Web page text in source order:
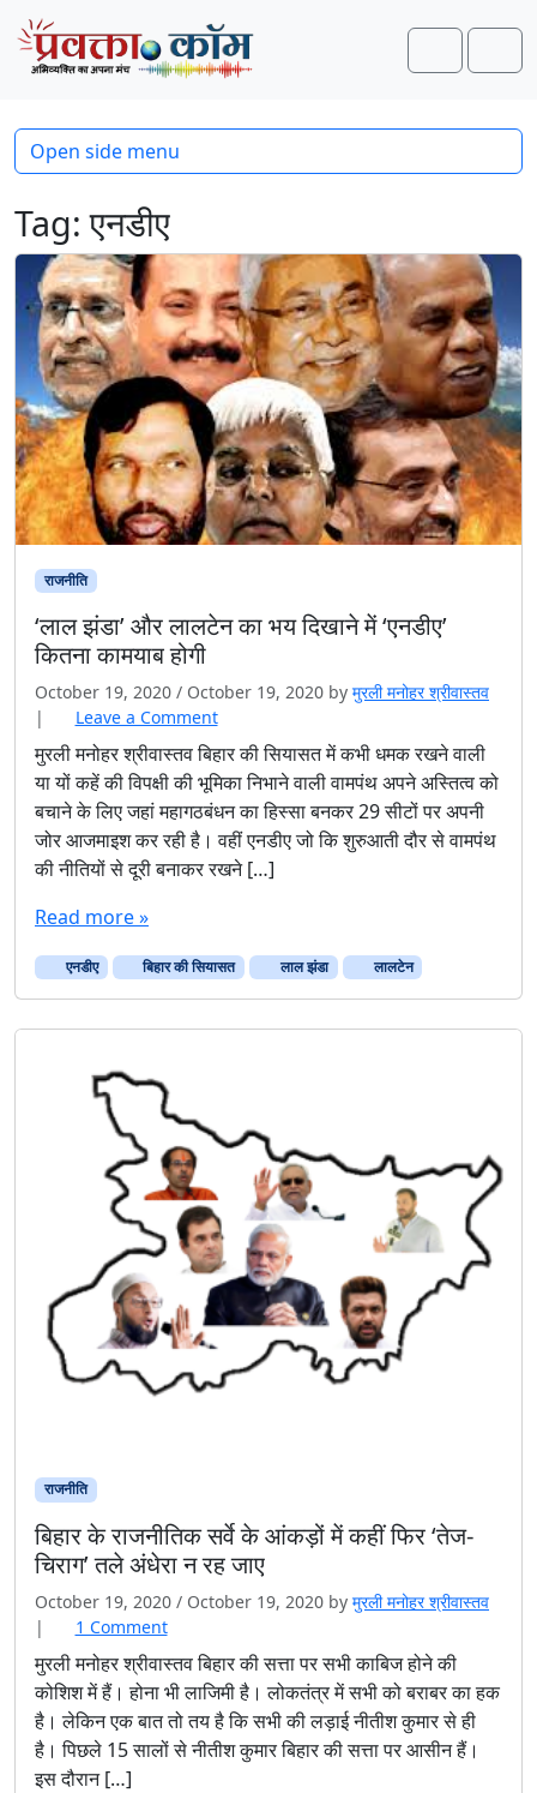
Skip to content
Skip to footer
Search
Tag:एनडीए
राजनीति
‘लाल झंडा’ और लालटेन का भय दिखाने में ‘एनडीए’
कितना कामयाब होगी
October 19, 2020 / October 19, 2020 by मुरली मनोहर श्रीवास्तव
|
Leave a Comment
मुरली मनोहर श्रीवास्तव बिहार की सियासत में कभी धमक रखने वाली
या यों कहें की विपक्षी की भूमिका निभाने वाली वामपंथ अपने अस्तित्व को
बचाने के लिए जहां महागठबंधन का हिस्सा बनकर 29 सीटों पर अपनी
जोर आजमाइश कर रही है। वहीं एनडीए जो कि शुरुआती दौर से वामपंथ
की नीतियों से दूरी बनाकर रखने […]
Read more »
एनडीए बिहार की सियासत लाल झंडा लालटेन
राजनीति
बिहार के राजनीतिक सर्वे के आंकड़ों में कहीं फिर ‘तेज-
चिराग’ तले अंधेरा न रह जाए
October 19, 2020 / October 19, 2020 by मुरली मनोहर श्रीवास्तव
|
1 Commento
बि
हा
र
के
मुरली मनोहर श्रीवास्तव बिहार की सत्ता पर सभी काबिज होने की
कोशिश में हैं। होना भी लाजिमी है। लोकतंत्र में सभी को बराबर का हक
है। लेकिन एक बात तो तय है कि सभी की लड़ाई नीतीश कुमार से ही
है। पिछले 15 सालों से नीतीश कुमार बिहार की सत्ता पर आसीन हैं।
इस दौरान […]
Open side menu